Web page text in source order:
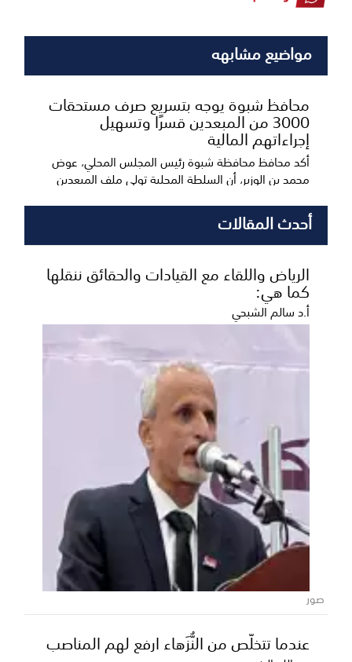
مواضيع مشابهه
محافظ شبوة يوجه بتسريع صرف مستحقات
3000 من المبعدين قسرًا وتسهيل
إجراءاتهم المالية
أكد محافظ محافظة شبوة رئيس المجلس المحلي، عوض
محمد بن الوزير، أن السلطة المحلية تولي ملف المبعدين
المحافظ بن الوزير يؤكد دعم السلطة
المحلية للمشاريع الخدمية والتنموية
بمديرية بيحان
أكد محافظ محافظة شبوة، رئيس المجلس المحلي، عوض
محمد بن الوزير، حرص السلطة المحلية على تقديم كافة
أوج...
أحدث المقالات
الرياض واللقاء مع القيادات والحقائق ننقلها
كما هي:
أ.د سالم الشبحي
صور
عندما تتخلّص من النُّزَهاء ارفع لهم المناصب